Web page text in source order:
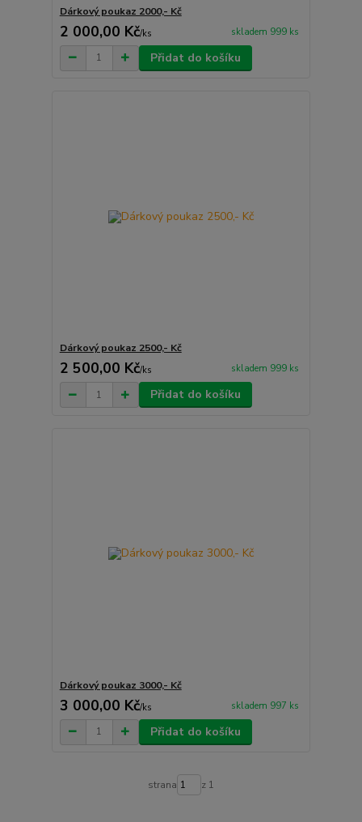
Dárkový poukaz 2000,- Kč
2 000,00 Kč/ks skladem 999 ks
Přidat do košíku
Dárkový poukaz 2500,- Kč
2 500,00 Kč/ks skladem 999 ks
Přidat do košíku
Dárkový poukaz 3000,- Kč
3 000,00 Kč/ks skladem 997 ks
Přidat do košíku
strana z 1